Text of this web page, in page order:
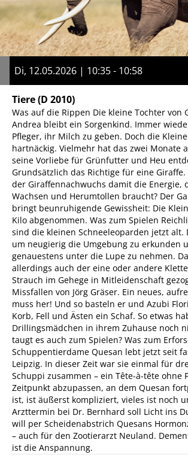
Di, 12.05.2026 | 10:35 - 10:58
Tiere(D 2010)
Was auf die Rippen Die kleine Tochter von
Andrea bleibt ein Sorgenkind. Immer
Pfleger, ihr Milch zu geben. Doch die
hartnäckig. Vielmehr hat das zwei Monate
seine Vorliebe für Grünfutter und Heu
Grundsätzlich das Richtige für eine
der Giraffennachwuchs damit die Energie,
Wachsen und Herumtollen braucht? Der
bringt beunruhigende Gewissheit: Die
Kilo abgenommen. Was zum Spielen
sind die kleinen Schneeleoparden jetzt alt.
um neugierig die Umgebung zu erkunden
genauestens unter die Lupe zu nehmen.
allerdings auch der eine oder andere
Strauch im Gehege in Mitleidenschaft
Missfallen von Jörg Gräser. Ein neues,
muss her! Und so basteln er und Azubi
Korb, Fell und Ästen ein Schaf. So etwas
Drillingsmädchen in ihrem Zuhause noch
taugt es auch zum Spielen? Was zum
Schuppentierdame Quesan lebt jetzt seit
Leipzig. In dieser Zeit war sie einmal für
Schuppi zusammen – ein Tête-à-tête ohne
Zeitpunkt abzupassen, an dem Quesan
ist, ist äußerst kompliziert, vieles ist noch
Arzttermin bei Dr. Bernhard soll Licht ins
will per Scheidenabstrich Quesans
– auch für den Zootierarzt Neuland.
ist die Anspannung.